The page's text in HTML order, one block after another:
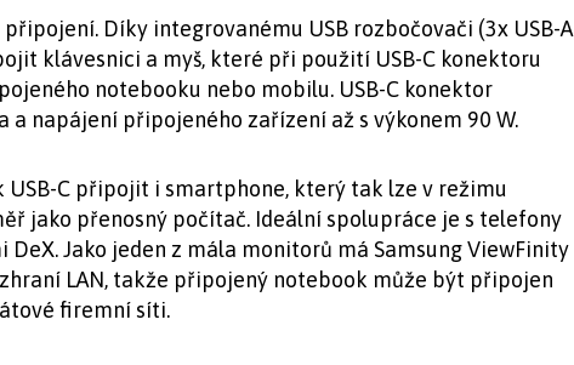
Díky integrovanému USB rozbočovači (3x USB-A
klávesnici a myš, které při použití USB-C konektoru
notebooku nebo mobilu. USB-C konektor
a napájení připojeného zařízení až s výkonem 90 W.
USB-C připojit i smartphone, který tak lze v režimu
jako přenosný počítač. Ideální spolupráce je s telefony
DeX. Jako jeden z mála monitorů má Samsung ViewFinity
LAN, takže připojený notebook může být připojen
firemní síti.